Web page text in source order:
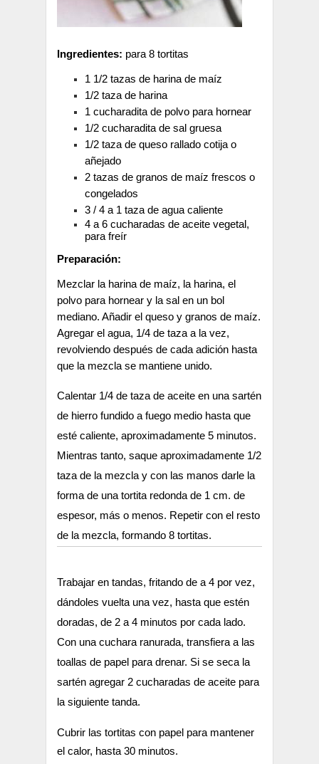
ngredientes: para 8 tortitas
1 1/2 tazas de harina de maíz
1/2 taza de harina
1 cucharadita de polvo para hornear
1/2 cucharadita de sal gruesa
1/2 taza de queso rallado cotija o
añejado
2 tazas de granos de maíz frescos o
congelados
3 / 4 a 1 taza de agua caliente
4 a 6 cucharadas de aceite vegetal,
para freír
Preparación:
Mezclar la harina de maíz, la harina, el
polvo para hornear y la sal en un bol
mediano. Añadir el queso y granos de maíz.
Agregar el agua, 1/4 de taza a la vez,
revolviendo después de cada adición hasta
que la mezcla se mantiene unido.
Calentar 1/4 de taza de aceite en una sartén
de hierro fundido a fuego medio hasta que
esté caliente, aproximadamente 5 minutos.
Mientras tanto, saque aproximadamente 1/2
taza de la mezcla y con las manos darle la
forma de una tortita redonda de 1 cm. de
espesor, más o menos. Repetir con el resto
de la mezcla, formando 8 tortitas.
Trabajar en tandas, fritando de a 4 por vez,
dándoles vuelta una vez, hasta que estén
doradas, de 2 a 4 minutos por cada lado.
Con una cuchara ranurada, transfiera a las
toallas de papel para drenar. Si se seca la
sartén agregar 2 cucharadas de aceite para
la siguiente tanda.
Cubrir las tortitas con papel para mantener
el calor, hasta 30 minutos.